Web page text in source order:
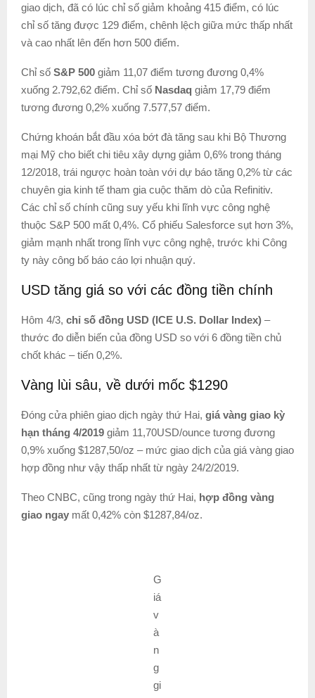
giao dịch, đã có lúc chỉ số giảm khoảng 415 điểm, có lúc
chỉ số tăng được 129 điểm, chênh lệch giữa mức thấp nhất
và cao nhất lên đến hơn 500 điểm.
Chỉ số S&P 500 giảm 11,07 điểm tương đương 0,4%
xuống 2.792,62 điểm. Chỉ số Nasdaq giảm 17,79 điểm
tương đương 0,2% xuống 7.577,57 điểm.
Chứng khoán bắt đầu xóa bớt đà tăng sau khi Bộ Thương
mại Mỹ cho biết chi tiêu xây dựng giảm 0,6% trong tháng
12/2018, trái ngược hoàn toàn với dự báo tăng 0,2% từ các
chuyên gia kinh tế tham gia cuộc thăm dò của Refinitiv.
Các chỉ số chính cũng suy yếu khi lĩnh vực công nghệ
thuộc S&P 500 mất 0,4%. Cổ phiếu Salesforce sụt hơn 3%,
giảm mạnh nhất trong lĩnh vực công nghệ, trước khi Công
ty này công bố báo cáo lợi nhuận quý.
USD tăng giá so với các đồng tiền chính
Hôm 4/3, chỉ số đồng USD (ICE U.S. Dollar Index) –
thước đo diễn biến của đồng USD so với 6 đồng tiền chủ
chốt khác – tiến 0,2%.
Vàng lùi sâu, về dưới mốc $1290
Đóng cửa phiên giao dịch ngày thứ Hai, giá vàng giao kỳ
hạn tháng 4/2019 giảm 11,70USD/ounce tương đương
0,9% xuống $1287,50/oz – mức giao dịch của giá vàng giao
hợp đồng như vậy thấp nhất từ ngày 24/2/2019.
Theo CNBC, cũng trong ngày thứ Hai, hợp đồng vàng
giao ngay mất 0,42% còn $1287,84/oz.
G
iá
v
à
n
g
gi